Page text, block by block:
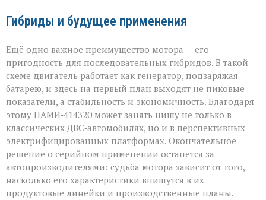
Гибриды и будущее применения
Ещё одно важное преимущество мотора — его
пригодность для последовательных гибридов. В такой
схеме двигатель работает как генератор, подзаряжая
батарею, и здесь на первый план выходят не пиковые
показатели, а стабильность и экономичность. Благодаря
этому НАМИ‑414320 может занять нишу не только в
классических ДВС‑автомобилях, но и в перспективных
электрифицированных платформах. Окончательное
решение о серийном применении останется за
автопроизводителями: судьба мотора зависит от того,
насколько его характеристики впишутся в их
продуктовые линейки и производственные планы.